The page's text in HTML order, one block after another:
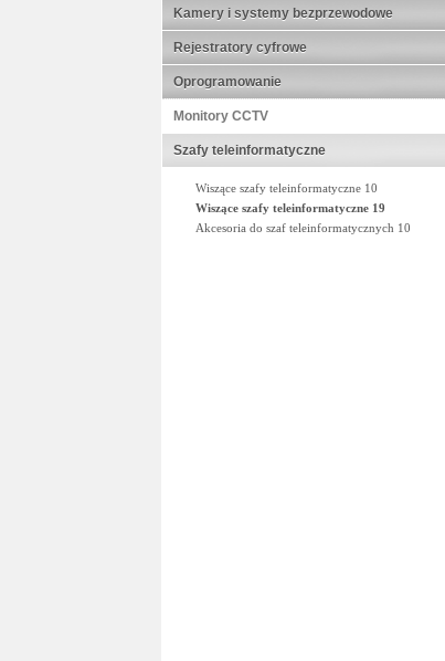
Kamery i systemy bezprzewodowe
Rejestratory cyfrowe
Oprogramowanie
Monitory CCTV
Szafy teleinformatyczne
Wiszące szafy teleinformatyczne 10
Wiszące szafy teleinformatyczne 19
Akcesoria do szaf teleinformatycznych 10